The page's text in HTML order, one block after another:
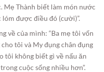
Mẹ Thành biết làm món nước
được điều đó (cười)”.
về của mình: “Ba mẹ tôi vốn
tôi và My đụng chân đụng
tôi không biết gì về nấu ăn
cuộc sống nhiều hơn”.